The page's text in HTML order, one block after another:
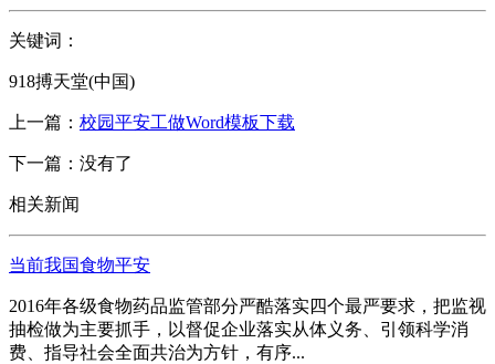
关键词：
918搏天堂(中国)
上一篇： 校园平安工做Word模板下载
下一篇：没有了
相关新闻
当前我国食物平安
2016年各级食物药品监管部分严酷落实四个最严要求，把监视
抽检做为主要抓手，以督促企业落实从体义务、引领科学消
费、指导社会全面共治为方针，有序...